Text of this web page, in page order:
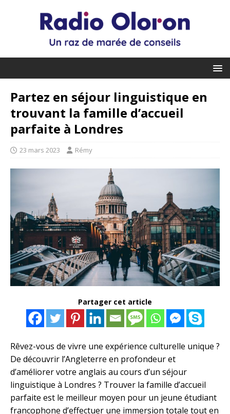
Partez en séjour linguistique en
trouvant la famille d’accueil
parfaite à Londres
23 mars 2023 Rémy
Partager cet article
Rêvez-vous de vivre une expérience culturelle unique ?
De découvrir l’Angleterre en profondeur et
d’améliorer votre anglais au cours d’un séjour
linguistique à Londres ? Trouver la famille d’accueil
parfaite est le meilleur moyen pour un jeune étudiant
francophone d’effectuer une immersion totale tout en